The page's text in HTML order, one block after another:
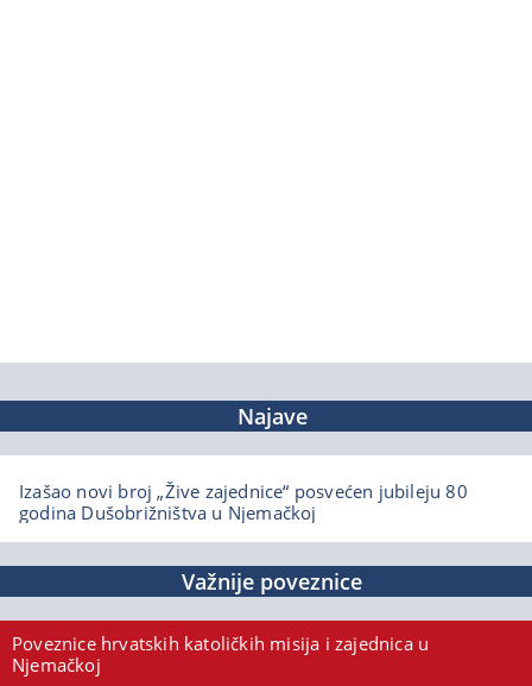
Najave
Izašao novi broj „Žive zajednice“ posvećen jubileju 80
godina Dušobrižništva u Njemačkoj
Važnije poveznice
Poveznice hrvatskih katoličkih misija i zajednica u
Njemačkoj